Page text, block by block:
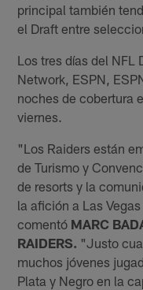
principal también
el Draft entre
Los tres días del NFL
Network, ESPN,
noches de cobertura
viernes.
"Los Raiders están
de Turismo y
de resorts y la
la afición a Las
comentó MARC
RAIDERS. "Justo
muchos jóvenes
Plata y Negro en la